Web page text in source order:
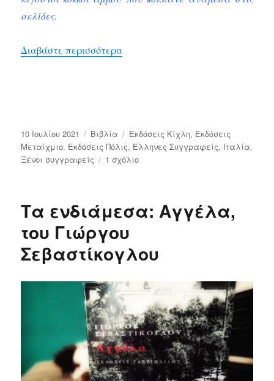
σελίδες.
Διαβάστε περισσότερα
Δημοσιεύτηκε
την
10 Ιουλίου 2021 Κατηγορίες
Bιβλία Ετικέτες
Εκδόσεις Κίχλη, Εκδόσεις
Μεταίχμιο, Εκδόσεις Πόλις, Έλληνες Συγγραφείς, Ιταλία,
Ξένοι συγγραφείς
1 σχόλιοστο
του
Τα ενδιάμεσα: Αγγέλα,
του Γιώργου
Σεβαστίκογλου